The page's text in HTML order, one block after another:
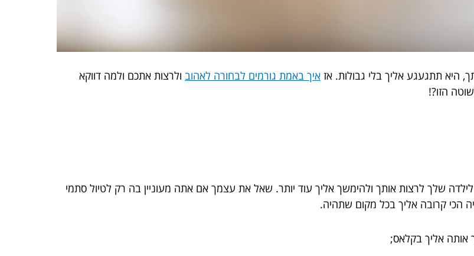
היא תתגעגע אליך בלי גבולות. אז איך באמת גורמים לבחורה לאהוב ולרצות אתכם ולמה דווקא
הזו?!
שלך לרצות אותך ולהימשך אליך עוד יותר. שאל את עצמך אם אתה מעוניין בה רק לטיול סתמי
הכי קרובה אליך בכל מקום שתהיה.
אותה אליך בקלאס;